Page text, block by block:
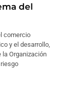
del
comercio
y el desarrollo,
la Organización